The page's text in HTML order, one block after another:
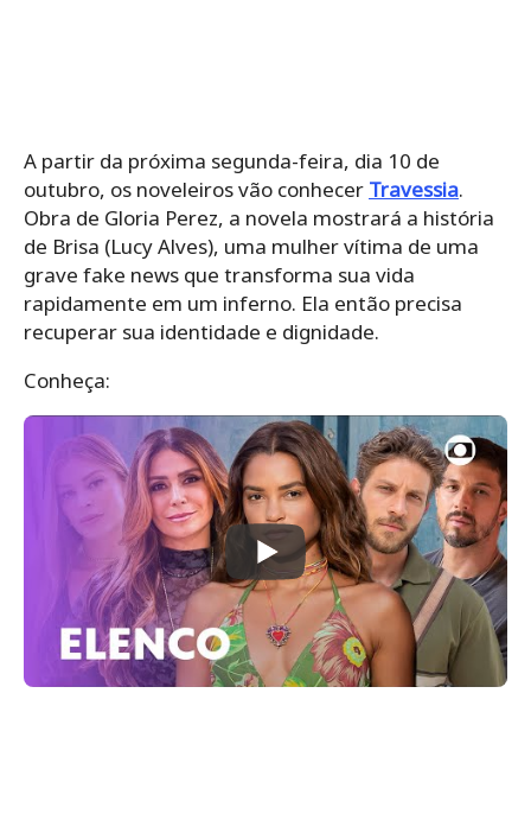
A partir da próxima segunda-feira, dia 10 de
outubro, os noveleiros vão conhecer Travessia.
Obra de Gloria Perez, a novela mostrará a história
de Brisa (Lucy Alves), uma mulher vítima de uma
grave fake news que transforma sua vida
rapidamente em um inferno. Ela então precisa
recuperar sua identidade e dignidade.
Conheça: